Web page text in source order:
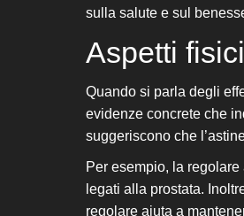
sulla salute e sul
Aspetti fisici
Quando si parla degli
evidenze concrete che
suggeriscono che
Per esempio, la
legati alla prostata.
regolare aiuta a